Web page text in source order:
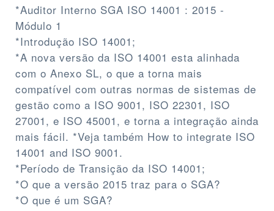
*Auditor Interno SGA ISO 14001 : 2015 -
Módulo 1
*Introdução ISO 14001;
*A nova versão da ISO 14001 esta alinhada
com o Anexo SL, o que a torna mais
compatível com outras normas de sistemas de
gestão como a ISO 9001, ISO 22301, ISO
27001, e ISO 45001, e torna a integração ainda
mais fácil. *Veja também How to integrate ISO
14001 and ISO 9001.
*Período de Transição da ISO 14001;
*O que a versão 2015 traz para o SGA?
*O que é um SGA?